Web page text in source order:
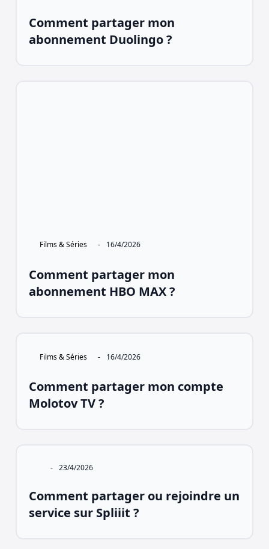
Comment partager mon
abonnement Duolingo ?
Films & Séries - 16/4/2026
Comment partager mon
abonnement HBO MAX ?
Films & Séries - 16/4/2026
Comment partager mon compte
Molotov TV ?
- 23/4/2026
Comment partager ou rejoindre un
service sur Spliiit ?